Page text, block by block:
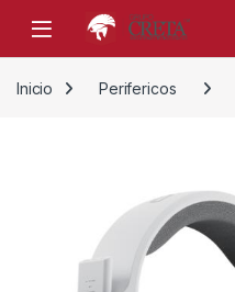
Skip to navigation
Skip to content
Inicio Perifericos